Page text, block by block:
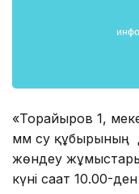
«Торайғыров 1,
мм су құбырының
жөндеу
күні сағат 10.00-